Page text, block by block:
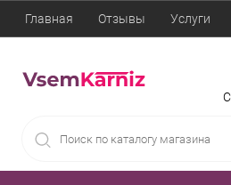
Главная Отзывы Услуги